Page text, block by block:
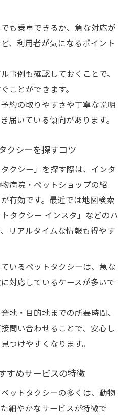
クシーで快適移動するポイ
ペットタクシー活用のコツ
利用者のリアルな体験談紹
転送利用時の流れと準備事
で移動時の安心対策ポイン
快適利用のための事前相談
荒川区対応のおすすめ活用
イントと注意点まとめ
利用時の予約や連絡の注意
利用時の持ち物と確認事項
ためのペットタクシーポイ
も乗車できるか、急な対応が
、利用者が気になるポイント
事例も確認しておくことで、
ことができます。
約の取りやすさや丁寧な説明
届いている傾向があります。
クシーを探すコツ
クシー」を探す際は、インタ
病院・ペットショップの紹
有効です。最近では地図検索
タクシー インスタ」などのハ
リアルタイムな情報も得やす
いるペットタクシーは、急な
対応しているケースが多いで
地・目的地までの所要時間、
問い合わせることで、安心し
つけやすくなります。
すめサービスの特徴
ットタクシーの多くは、動物
細やかなサービスが特徴で